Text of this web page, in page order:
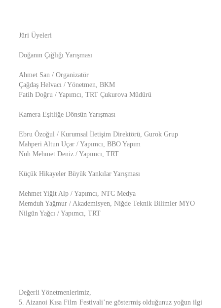
Jüri Üyeleri
Doğanın Çığlığı Yarışması
Ahmet San / Organizatör
Çağdaş Helvacı / Yönetmen, BKM
Fatih Doğru / Yapımcı, TRT Çukurova Müdürü
Kamera Eşitliğe Dönsün Yarışması
Ebru Özoğul / Kurumsal İletişim Direktörü, Gurok Grup
Mahperi Altun Uçar / Yapımcı, BBO Yapım
Nuh Mehmet Deniz / Yapımcı, TRT
Küçük Hikayeler Büyük Yankılar Yarışması
Mehmet Yiğit Alp / Yapımcı, NTC Medya
Memduh Yağmur / Akademisyen, Niğde Teknik Bilimler MYO
Nilgün Yağcı / Yapımcı, TRT
Değerli Yönetmenlerimiz,
5. Aizanoi Kısa Film Festivali’ne göstermiş olduğunuz yoğun ilgi